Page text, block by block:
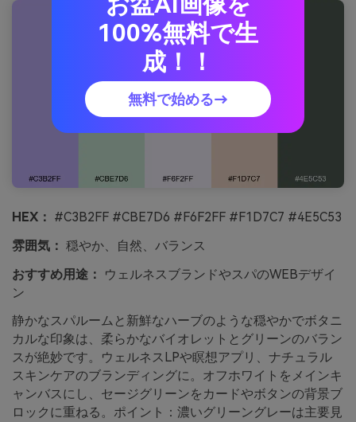
HEX： #C3B2FF #CBE7D6 #F6F2FF #F1D7C7 #4E5C53
雰囲気： 穏やか、自然、バランス
おすすめ用途：
ウェルネスブランドやスパのWEBデザイ
ン
静かなスパルームと新鮮なハーブのような穏やかでボタニ
カルな印象は、柔らかなバイオレットとグリーンのバラン
スが絶妙です。ウェルネスLPや瞑想アプリ、ナチュラル
スキンケアのブランディングに。オフホワイトをメインキ
ャンバスにし、セージグリーンをカードやボタンの背景ブ
ロックに重ねる。ポイント：濃いグリーングレーは主要見
100%無料で生
成！！
無料で始める→